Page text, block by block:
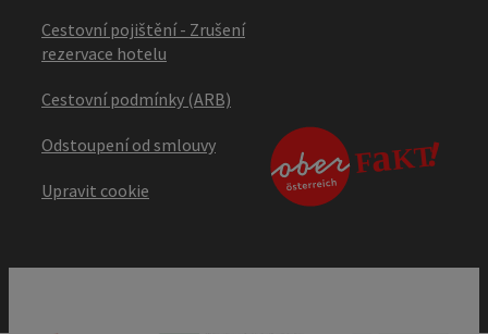
Cestovní pojištění - Zrušení
rezervace hotelu
Cestovní podmínky (ARB)
Odstoupení od smlouvy
Upravit cookie